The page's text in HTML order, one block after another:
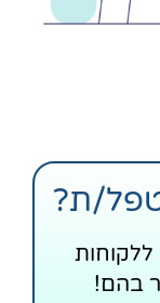
ת?
ללקוחות
בהם!